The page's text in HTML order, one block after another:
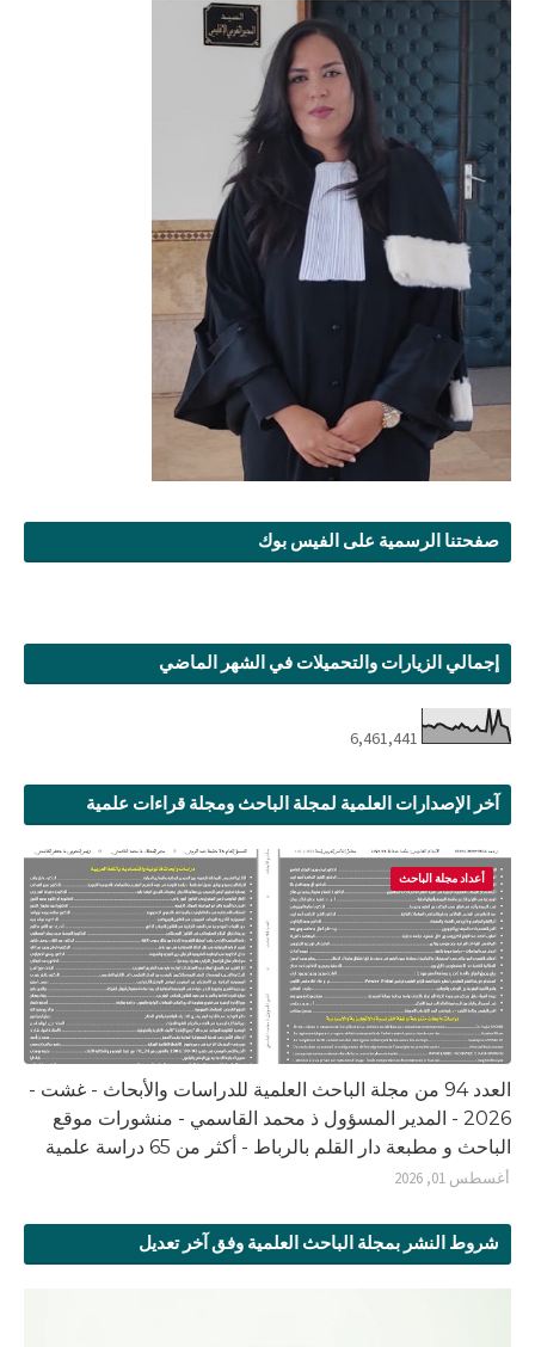
صفحتنا الرسمية على الفيس بوك
إجمالي الزيارات والتحميلات في الشهر الماضي
6,461,441
آخر الإصدارات العلمية لمجلة الباحث ومجلة قراءات علمية
أعداد مجلة الباحث
العدد 94 من مجلة الباحث العلمية للدراسات والأبحاث - غشت -
2026 - المدير المسؤول ذ محمد القاسمي - منشورات موقع
الباحث و مطبعة دار القلم بالرباط - أكثر من 65 دراسة علمية
أغسطس 01, 2026
شروط النشر بمجلة الباحث العلمية وفق آخر تعديل